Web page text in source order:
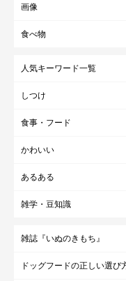
画像
食べ物
人気キーワード一覧
しつけ
食事・フード
かわいい
あるある
雑学・豆知識
雑誌『いぬのきもち』
ドッグフードの正しい選び